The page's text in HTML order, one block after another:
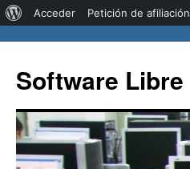
Acerca
Acceder Petición de afiliación
Software Libre